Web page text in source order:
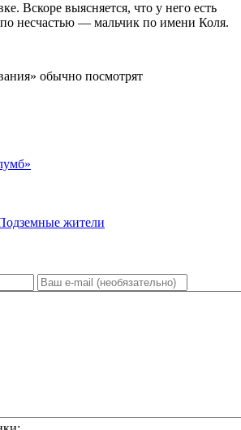
Вскоре выясняется, что у него есть
несчастью — мальчик по имени Коля.
обыч­но по­смот­рят
жители